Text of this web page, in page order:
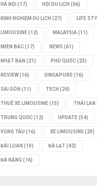
HÀ NỘI (17) HỘI DU LỊCH (66)
KINH NGHIỆM DU LỊCH (27) LIFE
LIMOUSINE(12) MALAYSIA (11)
MIỀN BẮC(17) NEWS (61)
NHẬT BẢN (21) PHÚ QUỐC(23)
REVIEW(16) SINGAPORE(16)
SÀI GÒN (11) TECH (24)
THUÊ XE LIMOUSINE(15) THÁI LAN
TRUNG QUỐC(12) UPDATE(54)
VŨNG TÀU (16) XE LIMOUSINE(20)
ĐÀI LOAN (10) ĐÀ LẠT(42)
ĐÀ NẴNG (16)